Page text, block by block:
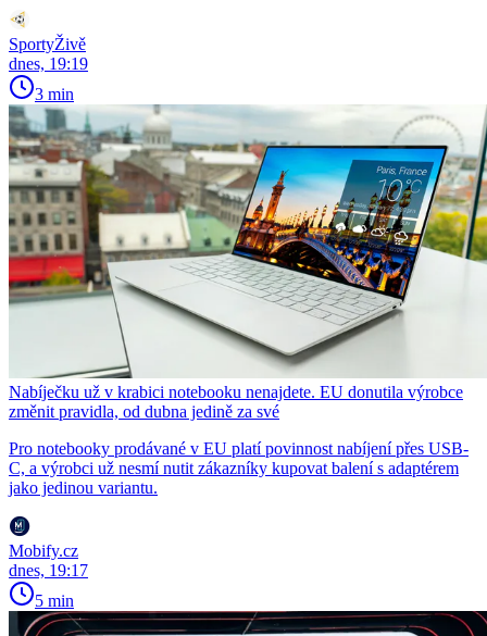
SportyŽivě
dnes, 19:19
3 min
Nabíječku už v krabici notebooku nenajdete. EU donutila výrobce
změnit pravidla, od dubna jedině za své
Pro notebooky prodávané v EU platí povinnost nabíjení přes USB-
C, a výrobci už nesmí nutit zákazníky kupovat balení s adaptérem
jako jedinou variantu.
Mobify.cz
dnes, 19:17
5 min